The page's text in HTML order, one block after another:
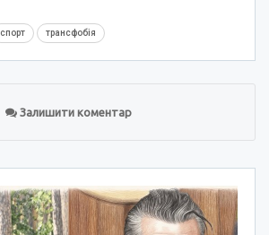
спорт трансфобія
Залишити коментар